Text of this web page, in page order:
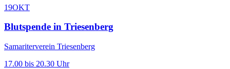
19OKT
Blutspende in Triesenberg
Samariterverein Triesenberg
17.00 bis 20.30 Uhr